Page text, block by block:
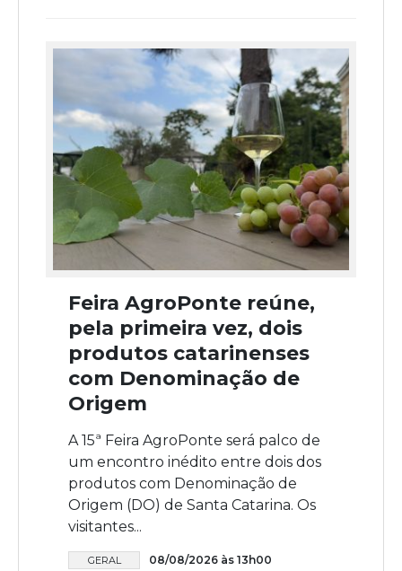
Feira AgroPonte reúne,
pela primeira vez, dois
produtos catarinenses
com Denominação de
Origem
A 15ª Feira AgroPonte será palco de
um encontro inédito entre dois dos
produtos com Denominação de
Origem (DO) de Santa Catarina. Os
visitantes...
GERAL 08/08/2026 às 13h00